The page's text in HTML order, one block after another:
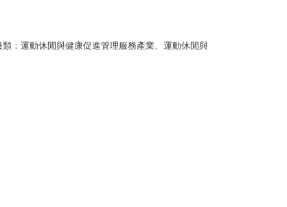
：運動休閒與健康促進管理服務產業、運動休閒與